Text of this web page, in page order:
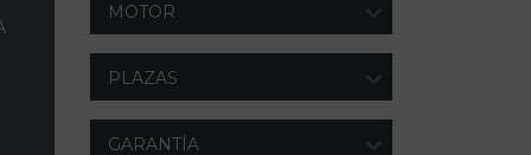
MOTOR
PLAZAS
GARANTÍA